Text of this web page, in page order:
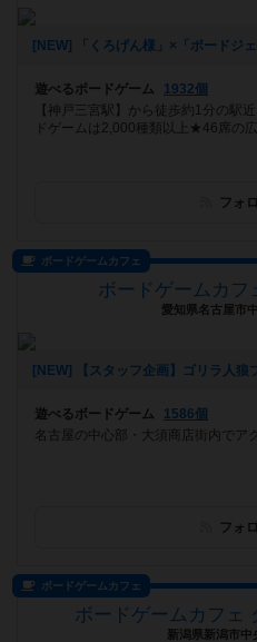
遊べるボードゲーム
1932個
【神戸三宮駅】から徒歩約1分の駅
ドゲームは2,000種類以上★46席の
フォ
ボードゲームカフェ
ボードゲームカフ
愛知県名古屋市
遊べるボードゲーム
1586個
名古屋の中心部・大須商店街内でア
フォ
ボードゲームカフェ
ボードゲームカフェ
新潟県新潟市中